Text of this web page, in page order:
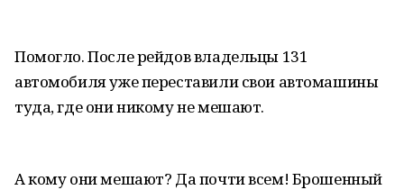
Помогло. После рейдов владельцы 131
автомобиля уже переставили свои автомашины
туда, где они никому не мешают.
А кому они мешают? Да почти всем! Брошенный